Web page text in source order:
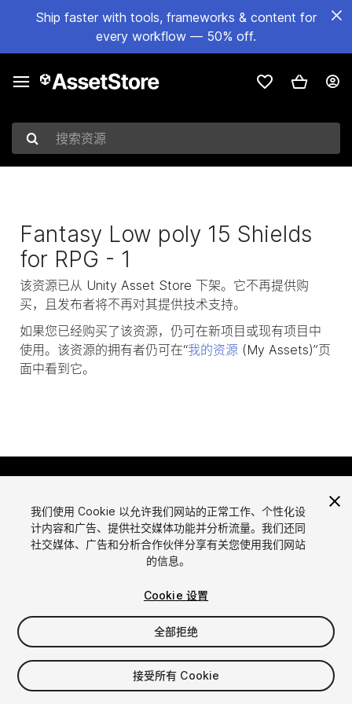
Ship faster with tools, frameworks & content for
every workflow — 50% off.
搜索资源
Fantasy Low poly 15 Shields
for RPG - 1
该资源已从 Unity Asset Store 下架。它不再提供购
买，且发布者将不再对其提供技术支持。
如果您已经购买了该资源，仍可在新项目或现有项目中
使用。该资源的拥有者仍可在“我的资源 (My Assets)”页
面中看到它。
简体中文
한국어
通过Unity出售资源
出售资源
资源上传指南
资源商店工具
常见问题
我们使用 Cookie 以允许我们网站的正常工作、个性化设
计内容和广告、提供社交媒体功能并分析流量。我们还同
社交媒体、广告和分析合作伙伴分享有关您使用我们网站
的信息。
Cookie 设置
全部拒绝
接受所有 Cookie